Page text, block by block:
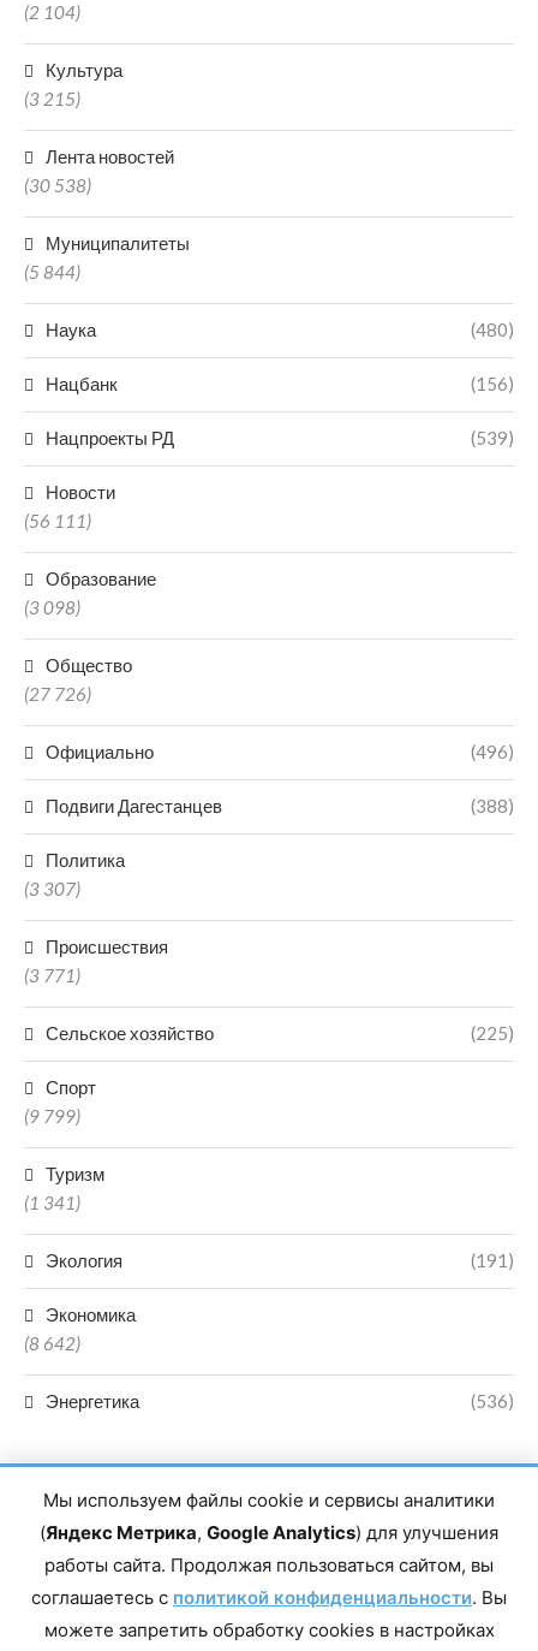
(2 104)
Культура
(3 215)
Лента новостей
(30 538)
Муниципалитеты
(5 844)
Наука (480)
Нацбанк (156)
Нацпроекты РД (539)
Новости
(56 111)
Образование
(3 098)
Общество
(27 726)
Официально (496)
Подвиги Дагестанцев (388)
Политика
(3 307)
Происшествия
(3 771)
Сельское хозяйство (225)
Спорт
(9 799)
Туризм
(1 341)
Экология (191)
Экономика
(8 642)
Энергетика (536)
Главный редактор сетевого издания Магомаев Тимур Нухович.
Контакты редакции: 8(988)-292-94-34 Почта: vestiskfo@gmail.com По
Республика Дагестан, г. Махачкала, пр-т Насрутдинова, д. 1а. Все
Мы используем файлы cookie и сервисы аналитики
(Яндекс Метрика, Google Analytics) для улучшения
работы сайта. Продолжая пользоваться сайтом, вы
соглашаетесь с политикой конфиденциальности. Вы
можете запретить обработку cookies в настройках